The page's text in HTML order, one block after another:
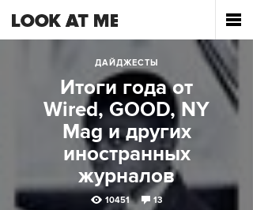
ДАЙДЖЕСТЫ
Итоги года от
Wired, GOOD, NY
Mag и других
иностранных
журналов
10451 13